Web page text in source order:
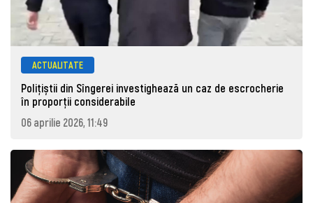
ACTUALITATE
Polițiștii din Sîngerei investighează un caz de escrocherie
în proporții considerabile
06 aprilie 2026, 11:49